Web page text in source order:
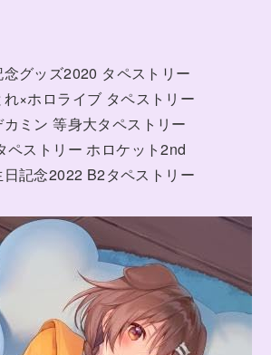
念グッズ2020 タペストリー
れ×ホロライブ タペストリー
カミン 等身大タペストリー
ペストリー ホロケット2nd
日記念2022 B2タペストリー